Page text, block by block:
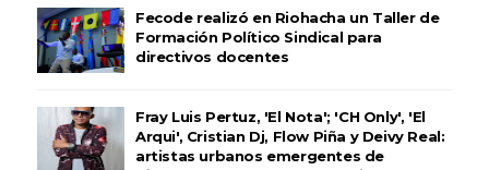
Fecode realizó en Riohacha un Taller de
Formación Político Sindical para
directivos docentes
Fray Luis Pertuz, 'El Nota'; 'CH Only', 'El
Arqui', Cristian Dj, Flow Piña y Deivy Real:
artistas urbanos emergentes de